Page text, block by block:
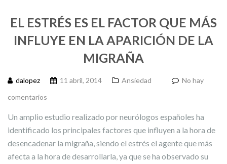
EL ESTRÉS ES EL FACTOR QUE MÁS
INFLUYE EN LA APARICIÓN DE LA
MIGRAÑA
dalopez 11 abril, 2014 Ansiedad
No hay
comentarios
Un amplio estudio realizado por neurólogos españoles ha
identificado los principales factores que influyen a la hora de
desencadenar la migraña, siendo el estrés el agente que más
afecta a la hora de desarrollarla, ya que se ha observado su